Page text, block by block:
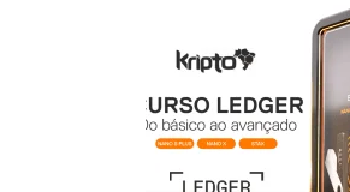
podem
ser
escolhidas